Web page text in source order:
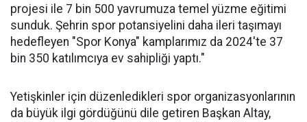
projesi ile 7 bin 500 yavrumuza temel yüzme eğitimi
sunduk. Şehrin spor potansiyelini daha ileri taşımayı
hedefleyen "Spor Konya" kamplarımız da 2024'te 37
bin 350 katılımcıya ev sahipliği yaptı."
Yetişkinler için düzenledikleri spor organizasyonlarının
da büyük ilgi gördüğünü dile getiren Başkan Altay,